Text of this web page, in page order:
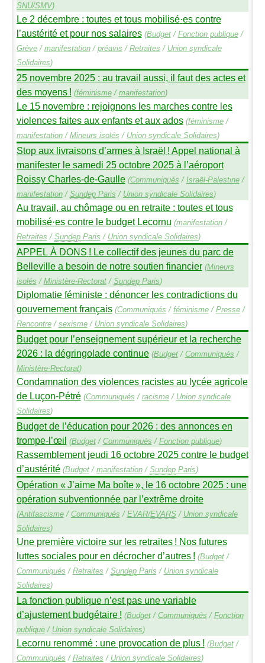
SNU/SMV)
Le 2 décembre : toutes et tous mobilisé·es contre
l’austérité et pour nos salaires (Budget/ Fonction publique/
Grève/ manifestation/ préavis / Retraites / Union syndicale
Solidaires)
25 novembre 2025 : au travail aussi, il faut des actes et
des moyens ! (féminisme/ manifestation)
Le 15 novembre : rejoignons les marches contre les
violences faites aux enfants et aux ados (féminisme/
manifestation/ Mineurs isolés / Union syndicale Solidaires)
Stop aux livraisons d’armes à Israël ! Appel national à
manifester le samedi 25 octobre 2025 à l’aéroport
Roissy Charles-de-Gaulle (Communiqués / Israël-Palestine/
manifestation/ SundepParis / Union syndicale Solidaires)
Au travail, au chômage ou en retraite : toutes et tous
mobilisé·es contre le budget Lecornu (manifestation/
Retraites / SundepParis / Union syndicale Solidaires)
APPEL À DONS ! Le collectif des jeunes du parc de
Belleville a besoin de notre soutien financier (Mineurs
isolés / Ministère-Rectorat/ SundepParis)
Diplomatie féministe : dénoncer les contradictions du
gouvernement français (Communiqués / féminisme/ Presse/
Rencontre/ sexisme/ Union syndicale Solidaires)
Budget pour l’enseignement supérieur et la recherche
2026 : la dégringolade continue (Budget/ Communiqués /
Ministère-Rectorat)
Condamnation des violences racistes au lycée agricole
de Luçon-Pétré (Communiqués / racisme/ Union syndicale
Solidaires)
Budget de l’éducation pour 2026 : des annonces en
trompe-l’œil (Budget/ Communiqués / Fonction publique)
Rassemblement jeudi 16 octobre 2025 contre le budget
d’austérité (Budget/ manifestation/ SundepParis)
Opération « J’aime Ma boîte», le 16 octobre 2025 : une
opération subventionnée par l’extrême droite
(Antifascisme/ Communiqués / EVAR/EVARS/ Union syndicale
Solidaires)
Une première victoire sur les retraites ! Nos futures
luttes sociales pour en décrocher d’autres ! (Budget/
Communiqués / Retraites / SundepParis / Union syndicale
Solidaires)
La fonction publique n’est pas une variable
d’ajustement budgétaire ! (Budget/ Communiqués / Fonction
publique/ Union syndicale Solidaires)
Lecornu renommé : une provocation de plus ! (Budget/
Communiqués / Retraites / Union syndicale Solidaires)